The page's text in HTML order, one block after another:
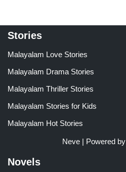
Stories
Malayalam Love Stories
Malayalam Drama Stories
Malayalam Thriller Stories
Malayalam Stories for Kids
Malayalam Hot Stories
Neve| Powered by
Novels